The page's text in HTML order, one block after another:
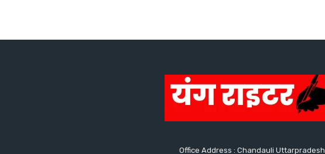
Office Address : Chandauli Uttarpradesh